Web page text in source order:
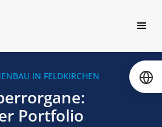
IN FELDKIRCHEN
Portfolio